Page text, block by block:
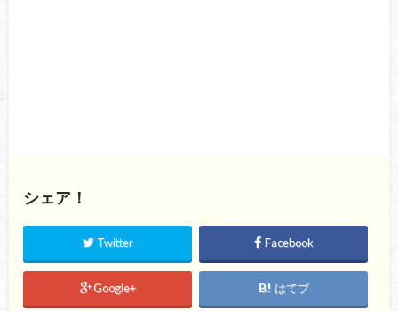
シェア！
Twitter Facebook
Google+ はてブ